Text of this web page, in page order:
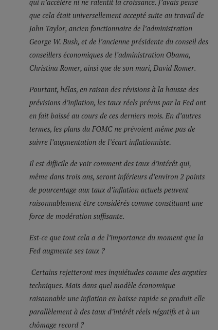
que cela était universellement accepté suite au travail de
John Taylor, ancien fonctionnaire de l’administration
George W. Bush, et de l’ancienne présidente du conseil des
conseillers économiques de l’administration Obama,
Christina Romer, ainsi que de son mari, David Romer.
Pourtant, hélas, en raison des révisions à la hausse des
prévisions d’inflation, les taux réels prévus par la Fed ont
en fait baissé au cours de ces derniers mois. En d’autres
termes, les plans du FOMC ne prévoient même pas de
suivre l’augmentation de l’écart inflationniste.
Il est difficile de voir comment des taux d’intérêt qui,
même dans trois ans, seront inférieurs d’environ 2 points
de pourcentage aux taux d’inflation actuels peuvent
raisonnablement être considérés comme constituant une
force de modération suffisante.
Est-ce que tout cela a de l’importance du moment que la
Fed augmente ses taux ?
Certains rejetteront mes inquiétudes comme des arguties
techniques. Mais dans quel modèle économique
raisonnable une inflation en baisse rapide se produit-elle
parallèlement à des taux d’intérêt réels négatifs et à un
chômage record ?